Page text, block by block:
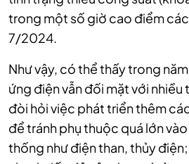
trong một số giờ cao điểm
7/2024.
Như vậy, có thể thấy trong
ứng điện vẫn đối mặt với
đòi hỏi việc phát triển thêm
để tránh phụ thuộc quá lớn
thống như điện than, thủy